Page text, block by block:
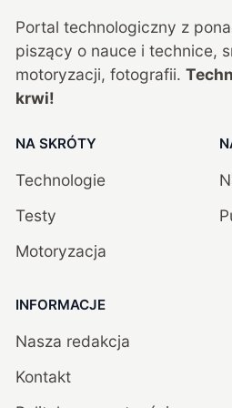
Portal technologiczny z
piszący o nauce i technice,
motoryzacji, fotografii.
krwi!
NA SKRÓTY
Technologie
Testy
Motoryzacja
INFORMACJE
Nasza redakcja
Kontakt